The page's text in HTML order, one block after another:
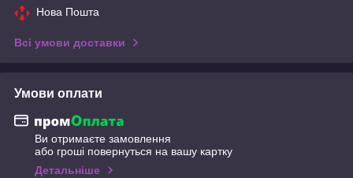
Нова Пошта
Всі умови доставки
Умови оплати
Ви отримаєте замовлення
або гроші повернуться на вашу картку
Детальніше